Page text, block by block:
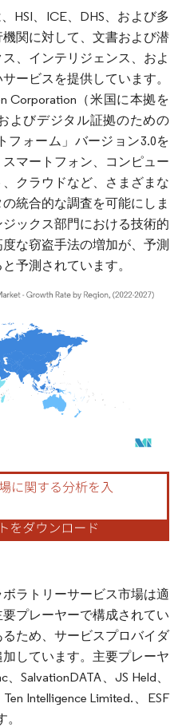
HSI、ICE、DHS、および多
関に対して、文書および潜
、インテリジェンス、およ
ービスを提供しています。
Corporation（米国に本拠を
よびデジタル証拠のための
フォーム」バージョン3.0を
マートフォン、コンピュー
クラウドなど、さまざまな
統合的な調査を可能にしま
ックス部門における技術的
な窃盗手法の増加が、予測
予測されています。
CC BY 4.0の表示が必要です。
ラトリーサービス市場は適
プレーヤーで構成されてい
ため、サービスプロバイダ
しています。主要プレーヤ
SalvationDATA、JS Held、
Intelligence Limited.、ESF